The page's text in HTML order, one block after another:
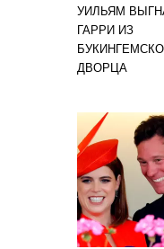
УИЛЬЯМ
ГАРРИ ИЗ
ДВОРЦА